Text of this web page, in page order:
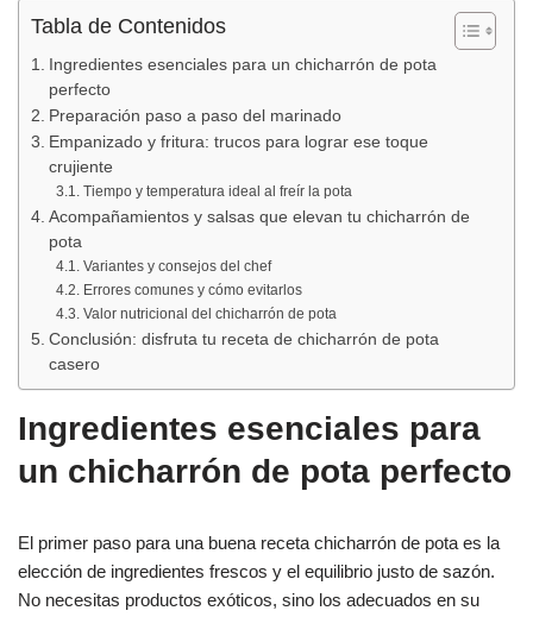
Tabla de Contenidos
Ingredientes esenciales para un chicharrón de pota
perfecto
Preparación paso a paso del marinado
Empanizado y fritura: trucos para lograr ese toque
crujiente
Tiempo y temperatura ideal al freír la pota
Acompañamientos y salsas que elevan tu chicharrón de
pota
Variantes y consejos del chef
Errores comunes y cómo evitarlos
Valor nutricional del chicharrón de pota
Conclusión: disfruta tu receta de chicharrón de pota
casero
Ingredientes esenciales para
un chicharrón de pota perfecto
El primer paso para una buena receta chicharrón de pota es la
elección de ingredientes frescos y el equilibrio justo de sazón.
No necesitas productos exóticos, sino los adecuados en su